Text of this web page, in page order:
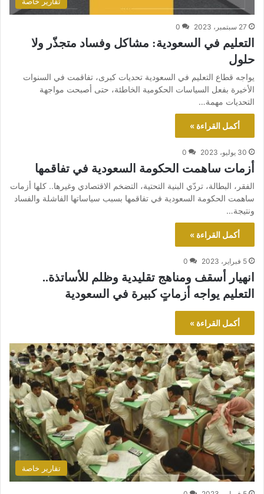
27 سبتمبر، 2023 0
التعليم في السعودية: مشاكل وفساد متجذّر ولا
حلول
يواجه قطاع التعليم في السعودية تحديات كبرى، تفاقمت في السنوات
الأخيرة بفعل السياسات الحكومية الخاطئة، حتى أصبحت مواجهة
التحديات مهمة…
أكمل القراءة »
30 يوليو، 2023 0
أزمات ساهمت الحكومة السعودية في تفاقمها
الفقر، البطالة، تردّي البنية التحتية، التضخم الاقتصادي وغيرها.. كلها أزمات
ساهمت الحكومة السعودية في تفاقمها بسبب سياساتها الفاشلة والفساد
ونتيجة…
أكمل القراءة »
5 فبراير، 2023 0
انهيار أسقف ومناهج تقليدية وظلم للأساتذة..
التعليم يواجه أزماتٍ كبيرة في السعودية
أكمل القراءة »
تقارير خاصة